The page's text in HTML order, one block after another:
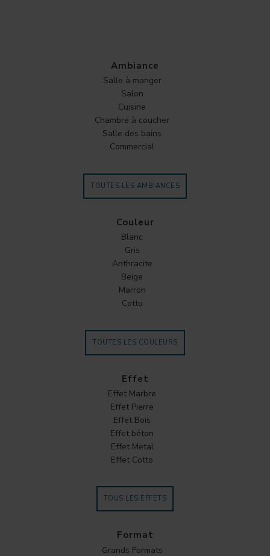
Ambiance
Salle à manger
Salon
Cuisine
Chambre à coucher
Salle des bains
Commercial
TOUTES LES AMBIANCES
Couleur
Blanc
Gris
Anthracite
Beige
Marron
Cotto
TOUTES LES COULEURS
Effet
Effet Marbre
Effet Pierre
Effet Bois
Effet béton
Effet Metal
Effet Cotto
TOUS LES EFFETS
Format
Grands Formats